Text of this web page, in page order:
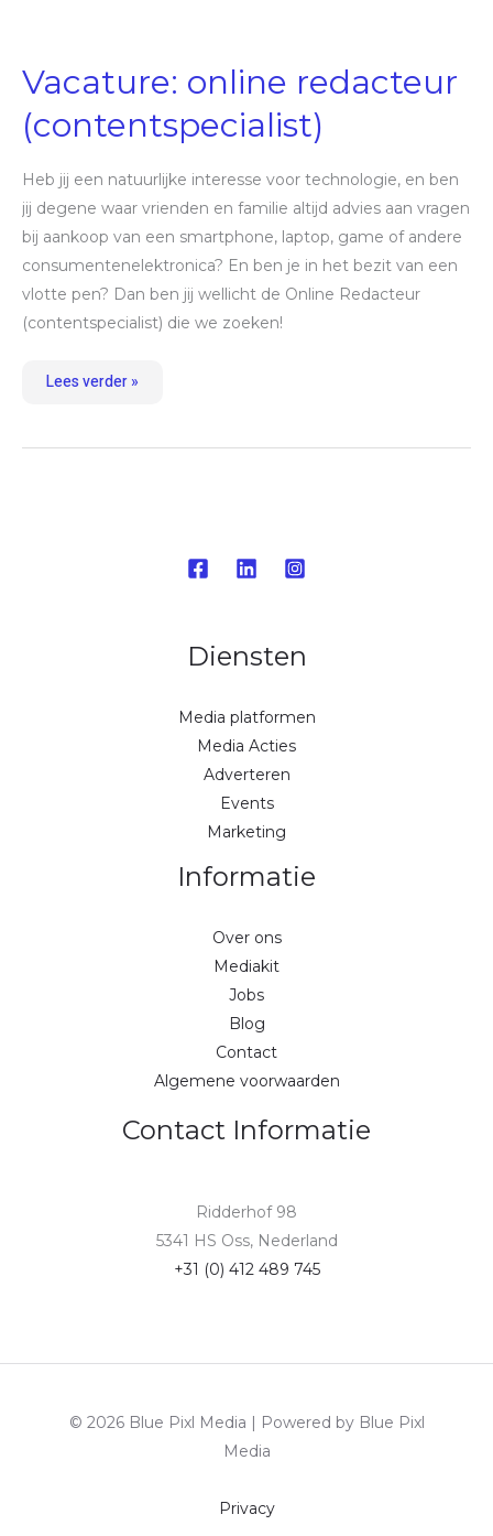
Vacature: online redacteur
(contentspecialist)
Heb jij een natuurlijke interesse voor technologie, en ben
jij degene waar vrienden en familie altijd advies aan vragen
bij aankoop van een smartphone, laptop, game of andere
consumentenelektronica? En ben je in het bezit van een
vlotte pen? Dan ben jij wellicht de Online Redacteur
(contentspecialist) die we zoeken!
Lees verder »
Diensten
Media platformen
Media Acties
Adverteren
Events
Marketing
Informatie
Over ons
Mediakit
Jobs
Blog
Contact
Algemene voorwaarden
Contact Informatie
Ridderhof 98
5341 HS Oss, Nederland
+31 (0) 412 489 745
© 2026 Blue Pixl Media | Powered by Blue Pixl
Media
Privacy